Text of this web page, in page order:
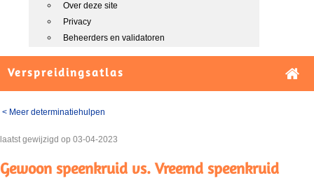
Over deze site
Privacy
Beheerders en validatoren
Verspreidingsatlas
< Meer determinatiehulpen
laatst gewijzigd op 03-04-2023
Gewoon speenkruid vs. Vreemd speenkruid